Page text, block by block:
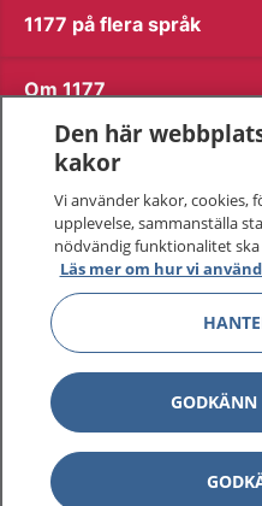
1177 på flera språk
Om 1177
Kontakt
Behandling av
Hantering av kakor
Inställningar för kakor
1177 – en
Den här
kakor
Vi använder kakor, cookies,
upplevelse, sammanställa
nödvändig funktionalitet
Läs mer om hur vi